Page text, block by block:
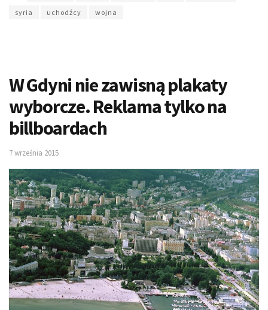
syria
uchodźcy wojna
W Gdyni nie zawisną plakaty
wyborcze. Reklama tylko na
billboardach
7 września 2015